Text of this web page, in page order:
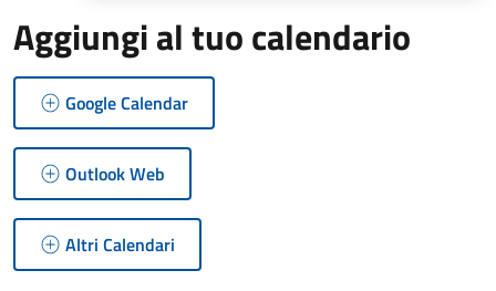
Aggiungi al tuo calendario
Google Calendar
Outlook Web
Altri Calendari